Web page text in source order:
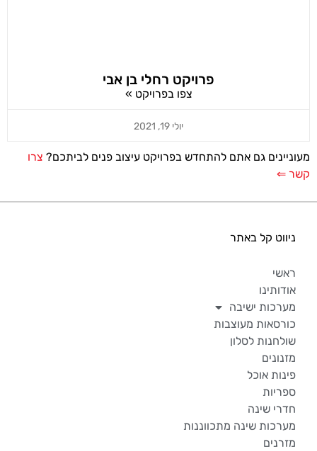
פרויקט רחלי בן אבי
צפו בפרויקט »
יולי 19, 2021
מעוניינים גם אתם להתחדש בפרויקט עיצוב פנים לביתכם? צרו
קשר ⇐
ניווט קל באתר
ראשי
אודותינו
מערכות ישיבה
כורסאות מעוצבות
שולחנות לסלון
מזנונים
פינות אוכל
ספריות
חדרי שינה
מערכות שינה מתכווננות
מזרנים